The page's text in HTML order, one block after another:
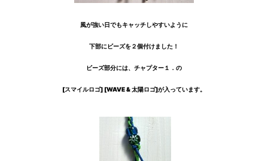
風が強い日でもキャッチしやすいように
下部にビーズを２個付けました！
ビーズ部分には、チャプター１．の
[スマイルロゴ] [WAVE & 太陽ロゴ]が入っています。